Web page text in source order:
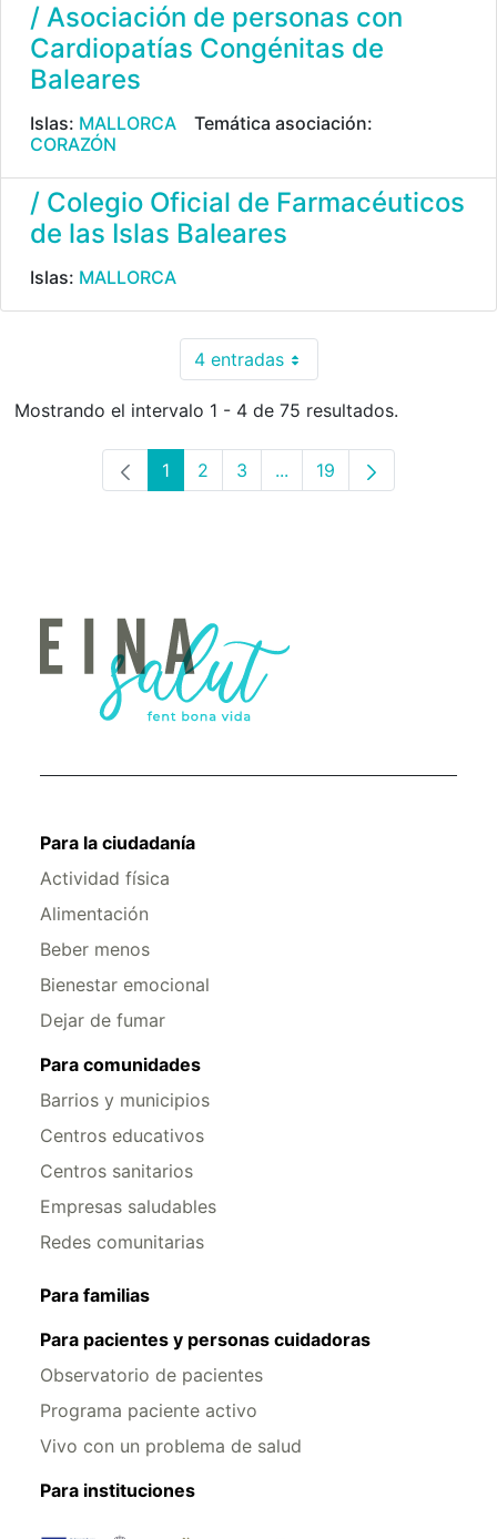
/ Asociación de personas con
Cardiopatías Congénitas de
Baleares
Islas: MALLORCA
Temática asociación:
CORAZÓN
/ Colegio Oficial de Farmacéuticos
de las Islas Baleares
Islas: MALLORCA
4 entradasPor página
Mostrando el intervalo 1 - 4 de 75 resultados.
Página
1 Página
2 Página
3 ...Páginas intermedias Use
Página
19
Para la ciudadanía
Actividad física
Alimentación
Beber menos
Bienestar emocional
Dejar de fumar
Para comunidades
Barrios y municipios
Centros educativos
Centros sanitarios
Empresas saludables
Redes comunitarias
Para familias
Para pacientes y personas cuidadoras
Observatorio de pacientes
Programa paciente activo
Vivo con un problema de salud
Para instituciones